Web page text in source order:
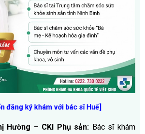
đăng ký khám với bác sĩ Huế]
Hường – CKI Phụ sản: Bác sĩ khám